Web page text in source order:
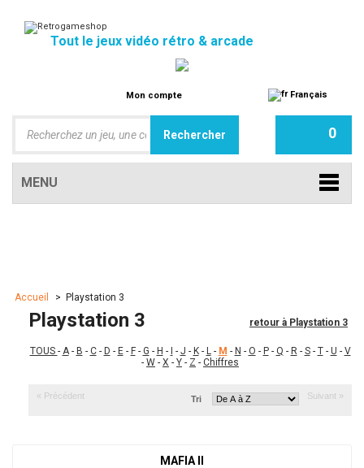
Tout le jeux vidéo rétro & arcade
Mon compte Français
0
MENU
Accueil > Playstation 3
retour à Playstation 3
Playstation 3
TOUS - A- B - C- D - E- F- G - H - - J - K- L- M - N - O - P- Q - R - S- T- U - V
- W - X - Y - Z - Chiffres
« Précédent Suivant »
Tri
MAFIA II